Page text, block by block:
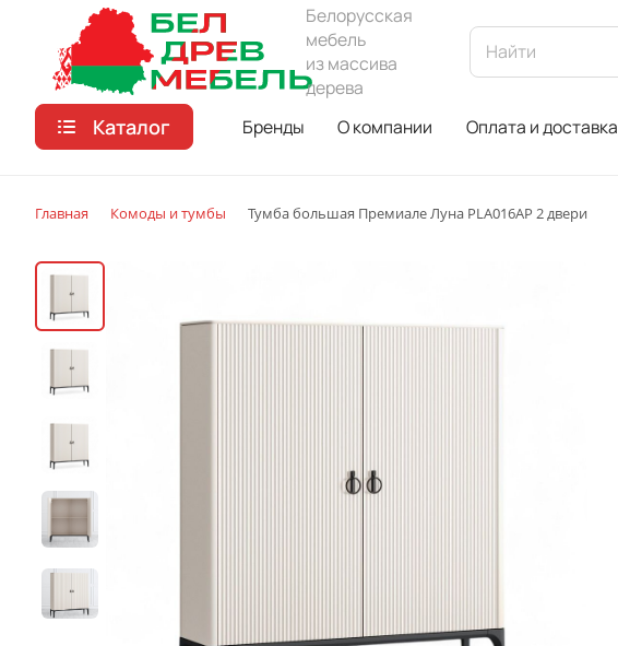
Белорусская
мебель
из массива
дерева
Каталог Бренды О компании Оплата и доставка
Главная Комоды и тумбы Тумба большая Премиале Луна PLA016AP 2 двери